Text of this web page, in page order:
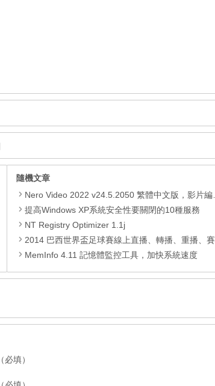
隨機文章
Nero Video 2022 v24.5.2050 繁體中文版，影片編輯製作播放軟體，支持 Utra HD (4K) 視頻
提高Windows XP系統安全性要關閉的10種服務
NT Registry Optimizer 1.1j
2014 巴西世界盃足球賽線上直播、轉播、重播、賽程表資訊，更新 @ Jul 13, 2014
MemInfo 4.11 記憶體監控工具，加快系統速度
必填）